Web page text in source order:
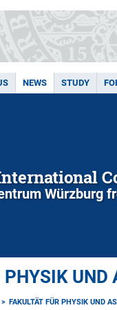
NEWS STUDY
Würzburg
PHYSIK UND
FAKULTÄT FÜR PHYSIK UND